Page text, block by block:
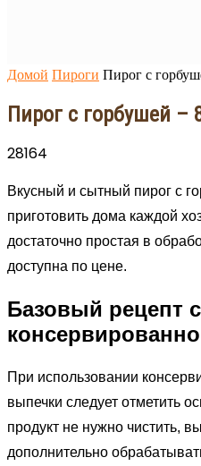
Домой Пироги Пирог с
Пирог с горбушей –
28164
Вкусный и сытный пирог с
приготовить дома каждой
достаточно простая в
доступна по цене.
Базовый рецепт с
При использовании
выпечки следует отметить
продукт не нужно чистить,
дополнительно